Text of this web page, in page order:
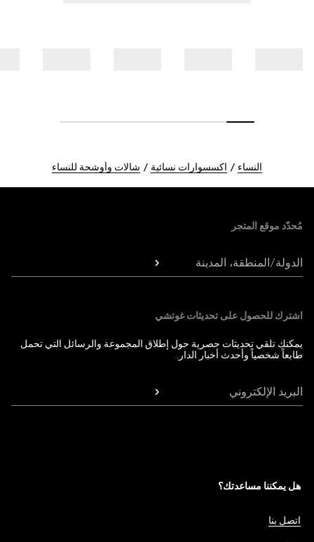
النساء اكسسوارات نسائية شالات وأوشحة للنساء
مُحدّد موقع المتجر
الدولة/المنطقة، المدينة
اشترك للحصول على تحديثات غوتشي
يمكنك تلقي تحديثات حصرية حول إطلاق المجموعة والرسائل التي تحمل
طابعاً شخصياً وأحدث أخبار الدار.
البريد الإلكتروني
هل يمكننا مساعدتك؟
اتصل بنا